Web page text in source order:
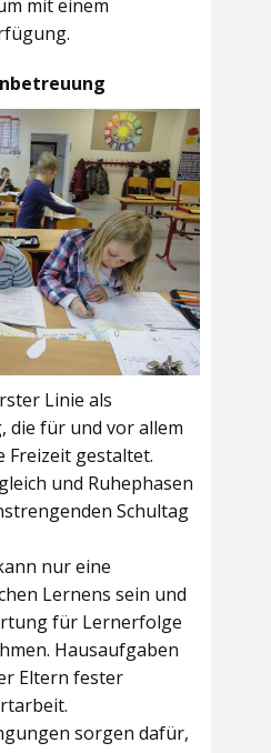
mit einem
Linie als
die für und vor allem
Freizeit gestaltet.
und Ruhephasen
Schultag
nur eine
Lernens sein und
für Lernerfolge
Hausaufgaben
Eltern fester
sorgen dafür,